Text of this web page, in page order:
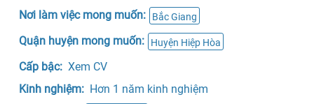
Nơi làm việc mong muốn:
Bắc Giang
Quận huyện mong muốn: Huyện Hiệp Hòa
Cấp bậc: Xem CV
Kinh nghiệm: Hơn 1 năm kinh nghiệm